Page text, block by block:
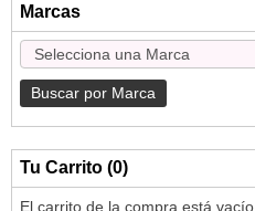
Marcas
Tu Carrito (0)
El carrito de la compra está vacío